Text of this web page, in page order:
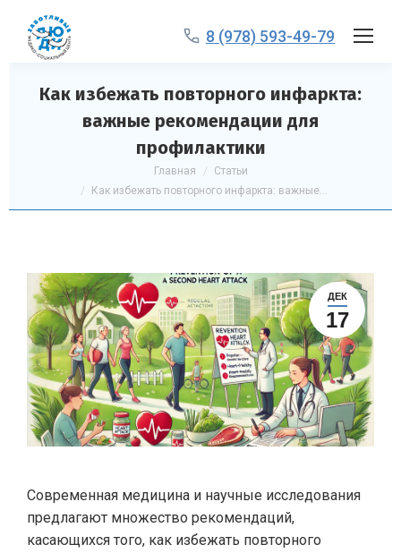
8 (978) 593-49-79
Как избежать повторного инфаркта:
важные рекомендации для
профилактики
Главная
Статьи
Как избежать повторного инфаркта: важные…
ДЕК
17
Современная медицина и научные исследования
предлагают множество рекомендаций,
касающихся того, как избежать повторного